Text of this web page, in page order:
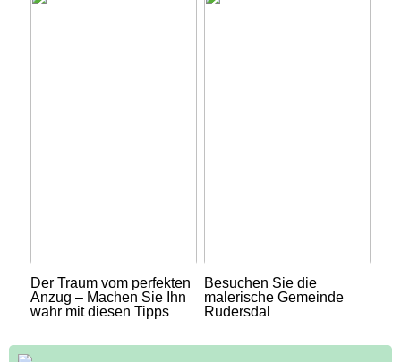
Der Traum vom perfekten
Anzug – Machen Sie Ihn
wahr mit diesen Tipps
Besuchen Sie die
malerische Gemeinde
Rudersdal